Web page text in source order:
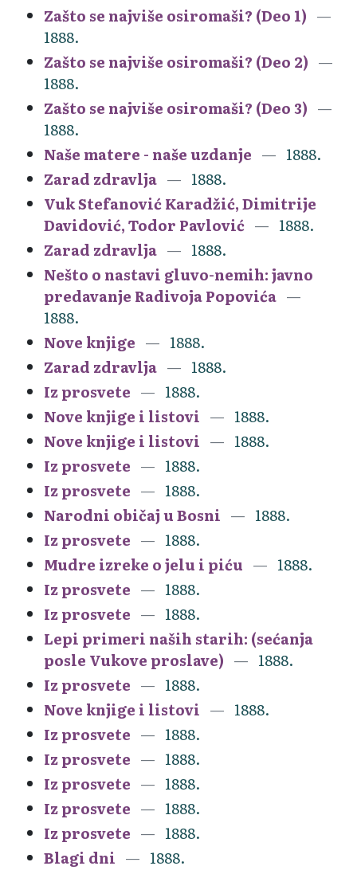
Zašto se najviše osiromaši? (Deo 1)
1888.
Zašto se najviše osiromaši? (Deo 2)
1888.
Zašto se najviše osiromaši? (Deo 3)
1888.
Naše matere - naše uzdanje
1888.
Zarad zdravlja
1888.
Vuk Stefanović Karadžić, Dimitrije
Davidović, Todor Pavlović
1888.
Zarad zdravlja
1888.
Nešto o nastavi gluvo-nemih: javno
predavanje Radivoja Popovića
1888.
Nove knjige
1888.
Zarad zdravlja
1888.
Iz prosvete
1888.
Nove knjige i listovi
1888.
Nove knjige i listovi
1888.
Iz prosvete
1888.
Iz prosvete
1888.
Narodni običaj u Bosni
1888.
Iz prosvete
1888.
Mudre izreke o jelu i piću
1888.
Iz prosvete
1888.
Iz prosvete
1888.
Lepi primeri naših starih: (sećanja
posle Vukove proslave)
1888.
Iz prosvete
1888.
Nove knjige i listovi
1888.
Iz prosvete
1888.
Iz prosvete
1888.
Iz prosvete
1888.
Iz prosvete
1888.
Iz prosvete
1888.
Blagi dni
1888.